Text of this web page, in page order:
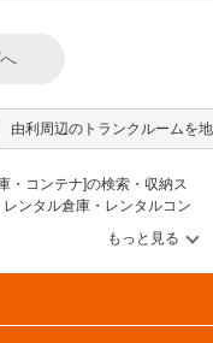
由利周辺のトランクルームを
・コンテナ]の検索・収納ス
ンタル倉庫・レンタルコン
て、広さ・料金[賃料]・セキ
希望条件で絞込み！豊富な物
に探せるトランクルーム情
つけたら、メールか電話で